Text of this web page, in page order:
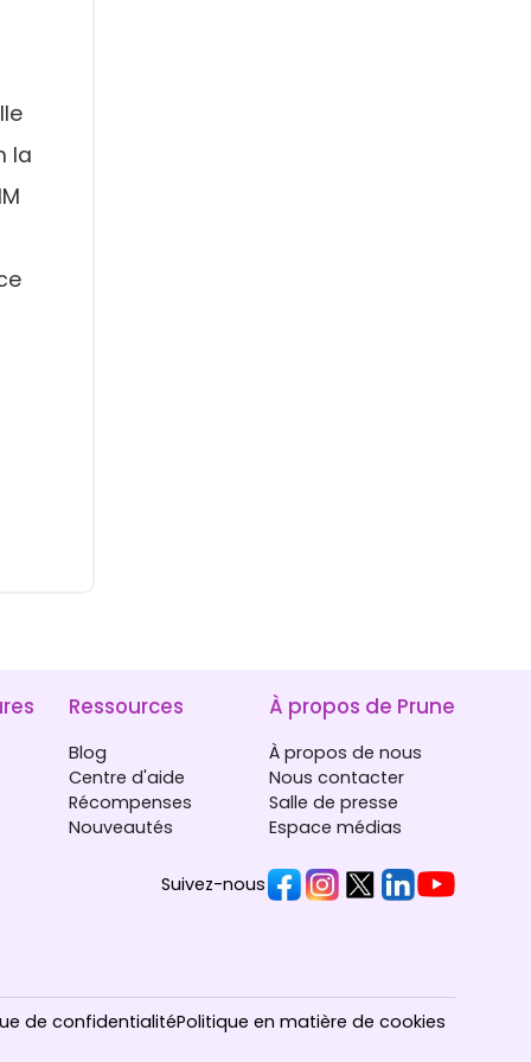
la
Ressources
Blog
Centre d'aide
Récompenses
Nouveautés
À propos de Prune
À propos de nous
Nous contacter
Salle de presse
Espace médias
Suivez-nous
de confidentialitéPolitique en matière de cookies